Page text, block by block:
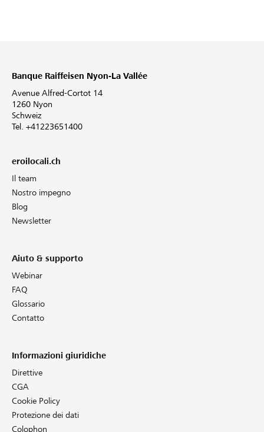
Banque Raiffeisen Nyon-La Vallée
Avenue Alfred-Cortot 14
1260 Nyon
Schweiz
Tel. +41223651400
eroilocali.ch
Il team
Nostro impegno
Blog
Newsletter
Aiuto & supporto
Webinar
FAQ
Glossario
Contatto
Informazioni giuridiche
Direttive
CGA
Cookie Policy
Protezione dei dati
Colophon